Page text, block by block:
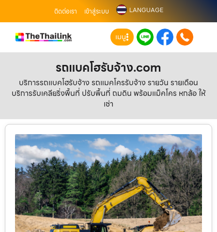
ติดต่อเรา เข้าสู่ระบบ LANGUAGE
เมนู
รถแบคโฮรับจ้าง.com
บริการรถแบคโฮรับจ้าง รถแมคโครรับจ้าง รายวัน รายเดือน
บริการรับเคลียริ่งพื้นที่ ปรับพื้นที่ ถมดิน พร้อมแม็คโคร หกล้อ ให้
เช่า